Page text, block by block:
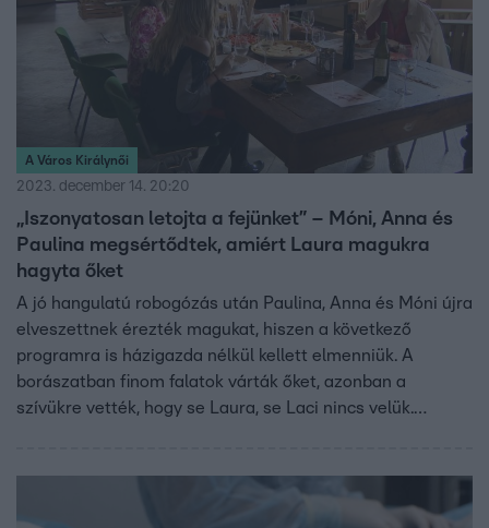
A Város Királynői
2023. december 14. 20:20
„Iszonyatosan letojta a fejünket” – Móni, Anna és
Paulina megsértődtek, amiért Laura magukra
hagyta őket
A jó hangulatú robogózás után Paulina, Anna és Móni újra
elveszettnek érezték magukat, hiszen a következő
programra is házigazda nélkül kellett elmenniük. A
borászatban finom falatok várták őket, azonban a
szívükre vették, hogy se Laura, se Laci nincs velük.